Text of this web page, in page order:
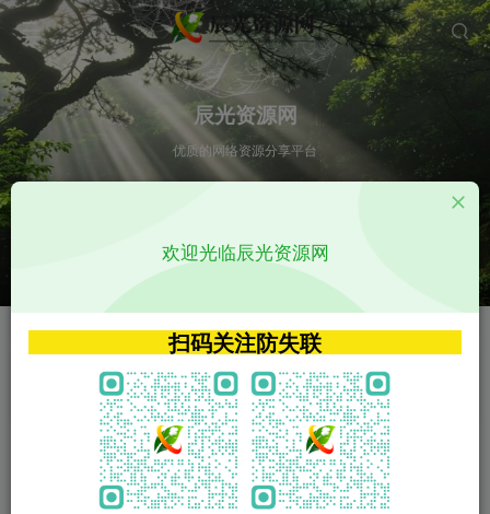
辰光资源网
优质的网络资源分享平台
VIP特权介绍 APP源码
VIP特权介绍
火
VIP特权介绍
影视源码
影视源码
欢迎光临辰光资源网
扫码关注防失联